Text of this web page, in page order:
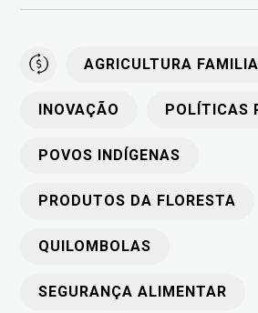
AGRICULTURA
INOVAÇÃO POLÍTICAS
POVOS INDÍGENAS
PRODUTOS DA FLORESTA
QUILOMBOLAS
SEGURANÇA ALIMENTAR